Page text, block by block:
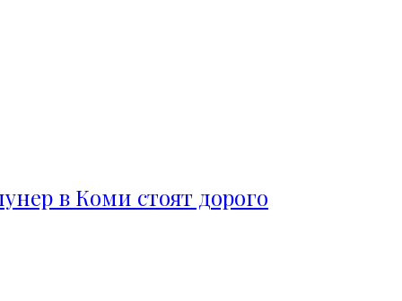
в Коми стоят дорого